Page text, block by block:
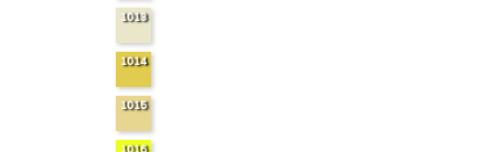
1013
1014
1015
1016